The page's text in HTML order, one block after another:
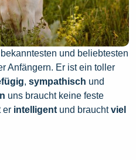
und beliebtesten
Anfängern. Er ist ein toller
, sympathisch und
uns braucht keine feste
er intelligent und brauchtviel